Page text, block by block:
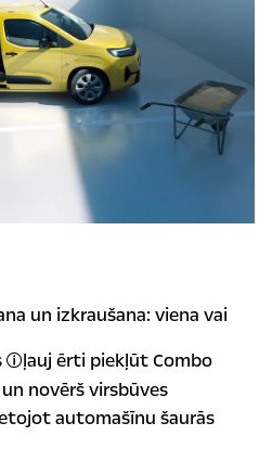
un izkraušana: viena vai
Papildaprīkojums.
ļauj ērti piekļūt Combo
novērš virsbūves
automašīnu šaurās